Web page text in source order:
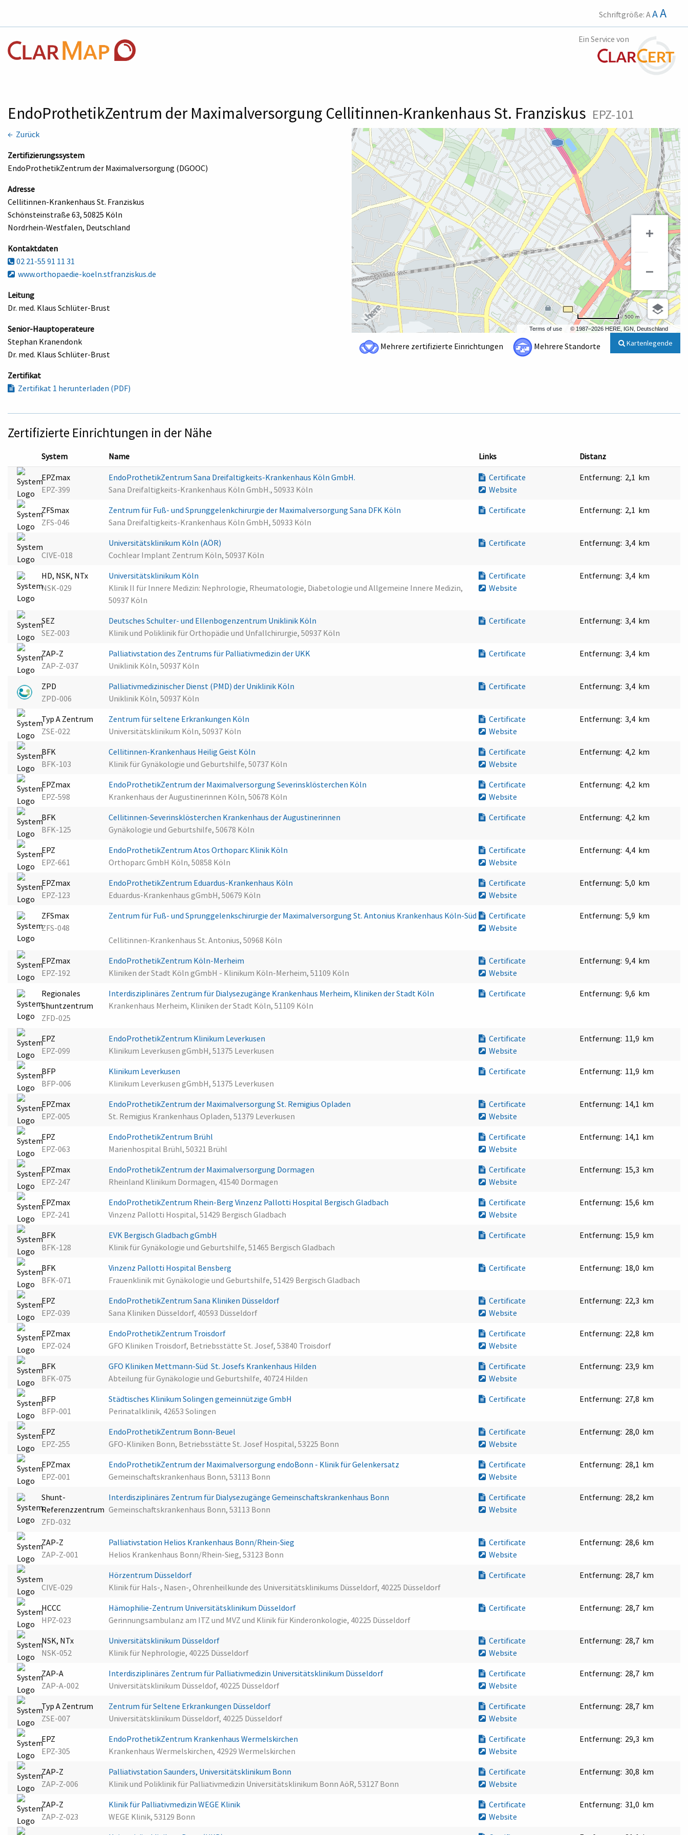
Schriftgröße: AAA
Ein Service von
EndoProthetikZentrum der Maximalversorgung Cellitinnen-Krankenhaus St. Franziskus EPZ-101
← Zurück
Zertifizierungssystem
EndoProthetikZentrum der Maximalversorgung (DGOOC)
Adresse
Cellitinnen-Krankenhaus St. Franziskus
Schönsteinstraße 63, 50825 Köln
Nordrhein-Westfalen, Deutschland
Kontaktdaten
02 21-55 91 11 31
www.orthopaedie-koeln.stfranziskus.de
Leitung
Dr. med. Klaus Schlüter-Brust
Senior-Hauptoperateure
Stephan Kranendonk
Dr. med. Klaus Schlüter-Brust
Zertifikat
Zertifikat 1 herunterladen (PDF)
Terms of use © 1987–2026 HERE, IGN, Deutschland
500 m
Mehrere zertifizierte Einrichtungen Mehrere Standorte Kartenlegende
Zertifizierte Einrichtungen in der Nähe
System Name Links Distanz
EPZmax
EPZ-399
EndoProthetikZentrum Sana Dreifaltigkeits-Krankenhaus Köln GmbH.
Sana Dreifaltigkeits-Krankenhaus Köln GmbH., 50933 Köln
Certificate
Website
Entfernung: 2,1 km
ZFSmax
ZFS-046
Zentrum für Fuß- und Sprunggelenkchirurgie der Maximalversorgung Sana DFK Köln
Sana Dreifaltigkeits-Krankenhaus Köln GmbH, 50933 Köln
Certificate Entfernung: 2,1 km
CIVE-018
Universitätsklinikum Köln (AÖR)
Cochlear Implant Zentrum Köln, 50937 Köln
Certificate Entfernung: 3,4 km
HD, NSK, NTx
NSK-029
Universitätsklinikum Köln
Klinik II für Innere Medizin: Nephrologie, Rheumatologie, Diabetologie und Allgemeine Innere Medizin,
50937 Köln
Certificate
Website
Entfernung: 3,4 km
SEZ
SEZ-003
Deutsches Schulter- und Ellenbogenzentrum Uniklinik Köln
Klinik und Poliklinik für Orthopädie und Unfallchirurgie, 50937 Köln
Certificate Entfernung: 3,4 km
ZAP-Z
ZAP-Z-037
Palliativstation des Zentrums für Palliativmedizin der UKK
Uniklinik Köln, 50937 Köln
Certificate Entfernung: 3,4 km
ZPD
ZPD-006
Palliativmedizinischer Dienst (PMD) der Uniklinik Köln
Uniklinik Köln, 50937 Köln
Certificate Entfernung: 3,4 km
Typ A Zentrum
ZSE-022
Zentrum für seltene Erkrankungen Köln
Universitätsklinikum Köln, 50937 Köln
Certificate
Website
Entfernung: 3,4 km
BFK
BFK-103
Cellitinnen-Krankenhaus Heilig Geist Köln
Klinik für Gynäkologie und Geburtshilfe, 50737 Köln
Certificate
Website
Entfernung: 4,2 km
EPZmax
EPZ-598
EndoProthetikZentrum der Maximalversorgung Severinsklösterchen Köln
Krankenhaus der Augustinerinnen Köln, 50678 Köln
Certificate
Website
Entfernung: 4,2 km
BFK
BFK-125
Cellitinnen-Severinsklösterchen Krankenhaus der Augustinerinnen
Gynäkologie und Geburtshilfe, 50678 Köln
Certificate Entfernung: 4,2 km
EPZ
EPZ-661
EndoProthetikZentrum Atos Orthoparc Klinik Köln
Orthoparc GmbH Köln, 50858 Köln
Certificate
Website
Entfernung: 4,4 km
EPZmax
EPZ-123
EndoProthetikZentrum Eduardus-Krankenhaus Köln
Eduardus-Krankenhaus gGmbH, 50679 Köln
Certificate
Website
Entfernung: 5,0 km
ZFSmax
ZFS-048
Zentrum für Fuß- und Sprunggelenkschirurgie der Maximalversorgung St. Antonius Krankenhaus Köln-Süd
Cellitinnen-Krankenhaus St. Antonius, 50968 Köln
Certificate
Website
Entfernung: 5,9 km
EPZmax
EPZ-192
EndoProthetikZentrum Köln-Merheim
Kliniken der Stadt Köln gGmbH - Klinikum Köln-Merheim, 51109 Köln
Certificate
Website
Entfernung: 9,4 km
Regionales
Shuntzentrum
ZFD-025
Interdisziplinäres Zentrum für Dialysezugänge Krankenhaus Merheim, Kliniken der Stadt Köln
Krankenhaus Merheim, Kliniken der Stadt Köln, 51109 Köln
Certificate Entfernung: 9,6 km
EPZ
EPZ-099
EndoProthetikZentrum Klinikum Leverkusen
Klinikum Leverkusen gGmbH, 51375 Leverkusen
Certificate
Website
Entfernung: 11,9 km
BFP
BFP-006
Klinikum Leverkusen
Klinikum Leverkusen gGmbH, 51375 Leverkusen
Certificate Entfernung: 11,9 km
EPZmax
EPZ-005
EndoProthetikZentrum der Maximalversorgung St. Remigius Opladen
St. Remigius Krankenhaus Opladen, 51379 Leverkusen
Certificate
Website
Entfernung: 14,1 km
EPZ
EPZ-063
EndoProthetikZentrum Brühl
Marienhospital Brühl, 50321 Brühl
Certificate
Website
Entfernung: 14,1 km
EPZmax
EPZ-247
EndoProthetikZentrum der Maximalversorgung Dormagen
Rheinland Klinikum Dormagen, 41540 Dormagen
Certificate
Website
Entfernung: 15,3 km
EPZmax
EPZ-241
EndoProthetikZentrum Rhein-Berg Vinzenz Pallotti Hospital Bergisch Gladbach
Vinzenz Pallotti Hospital, 51429 Bergisch Gladbach
Certificate
Website
Entfernung: 15,6 km
BFK
BFK-128
EVK Bergisch Gladbach gGmbH
Klinik für Gynäkologie und Geburtshilfe, 51465 Bergisch Gladbach
Certificate Entfernung: 15,9 km
BFK
BFK-071
Vinzenz Pallotti Hospital Bensberg
Frauenklinik mit Gynäkologie und Geburtshilfe, 51429 Bergisch Gladbach
Certificate Entfernung: 18,0 km
EPZ
EPZ-039
EndoProthetikZentrum Sana Kliniken Düsseldorf
Sana Kliniken Düsseldorf, 40593 Düsseldorf
Certificate
Website
Entfernung: 22,3 km
EPZmax
EPZ-024
EndoProthetikZentrum Troisdorf
GFO Kliniken Troisdorf, Betriebsstätte St. Josef, 53840 Troisdorf
Certificate
Website
Entfernung: 22,8 km
BFK
BFK-075
GFO Kliniken Mettmann-Süd  St. Josefs Krankenhaus Hilden
Abteilung für Gynäkologie und Geburtshilfe, 40724 Hilden
Certificate
Website
Entfernung: 23,9 km
BFP
BFP-001
Städtisches Klinikum Solingen gemeinnützige GmbH
Perinatalklinik, 42653 Solingen
Certificate Entfernung: 27,8 km
EPZ
EPZ-255
EndoProthetikZentrum Bonn-Beuel
GFO-Kliniken Bonn, Betriebsstätte St. Josef Hospital, 53225 Bonn
Certificate
Website
Entfernung: 28,0 km
EPZmax
EPZ-001
EndoProthetikZentrum der Maximalversorgung endoBonn - Klinik für Gelenkersatz
Gemeinschaftskrankenhaus Bonn, 53113 Bonn
Certificate
Website
Entfernung: 28,1 km
Shunt-
Referenzzentrum
ZFD-032
Interdisziplinäres Zentrum für Dialysezugänge Gemeinschaftskrankenhaus Bonn
Gemeinschaftskrankenhaus Bonn, 53113 Bonn
Certificate
Website
Entfernung: 28,2 km
ZAP-Z
ZAP-Z-001
Palliativstation Helios Krankenhaus Bonn/Rhein-Sieg
Helios Krankenhaus Bonn/Rhein-Sieg, 53123 Bonn
Certificate
Website
Entfernung: 28,6 km
CIVE-029
Hörzentrum Düsseldorf
Klinik für Hals-, Nasen-, Ohrenheilkunde des Universitätsklinikums Düsseldorf, 40225 Düsseldorf
Certificate Entfernung: 28,7 km
HCCC
HPZ-023
Hämophilie-Zentrum Universitätsklinikum Düsseldorf
Gerinnungsambulanz am ITZ und MVZ und Klinik für Kinderonkologie, 40225 Düsseldorf
Certificate Entfernung: 28,7 km
NSK, NTx
NSK-052
Universitätsklinikum Düsseldorf
Klinik für Nephrologie, 40225 Düsseldorf
Certificate
Website
Entfernung: 28,7 km
ZAP-A
ZAP-A-002
Interdisziplinäres Zentrum für Palliativmedizin Universitätsklinikum Düsseldorf
Universitätsklinikum Düsseldof, 40225 Düsseldorf
Certificate
Website
Entfernung: 28,7 km
Typ A Zentrum
ZSE-007
Zentrum für Seltene Erkrankungen Düsseldorf
Universitätsklinikum Düsseldorf, 40225 Düsseldorf
Certificate
Website
Entfernung: 28,7 km
EPZ
EPZ-305
EndoProthetikZentrum Krankenhaus Wermelskirchen
Krankenhaus Wermelskirchen, 42929 Wermelskirchen
Certificate
Website
Entfernung: 29,3 km
ZAP-Z
ZAP-Z-006
Palliativstation Saunders, Universitätsklinikum Bonn
Klinik und Poliklinik für Palliativmedizin Universitätsklinikum Bonn AöR, 53127 Bonn
Certificate
Website
Entfernung: 30,8 km
ZAP-Z
ZAP-Z-023
Klinik für Palliativmedizin WEGE Klinik
WEGE Klinik, 53129 Bonn
Certificate
Website
Entfernung: 31,0 km